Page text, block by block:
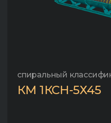
спиральный
КМ 1КСН-5Х45